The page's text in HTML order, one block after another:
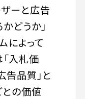
ーと広告
どうか」
によって
入札価
告品質」と
の価値